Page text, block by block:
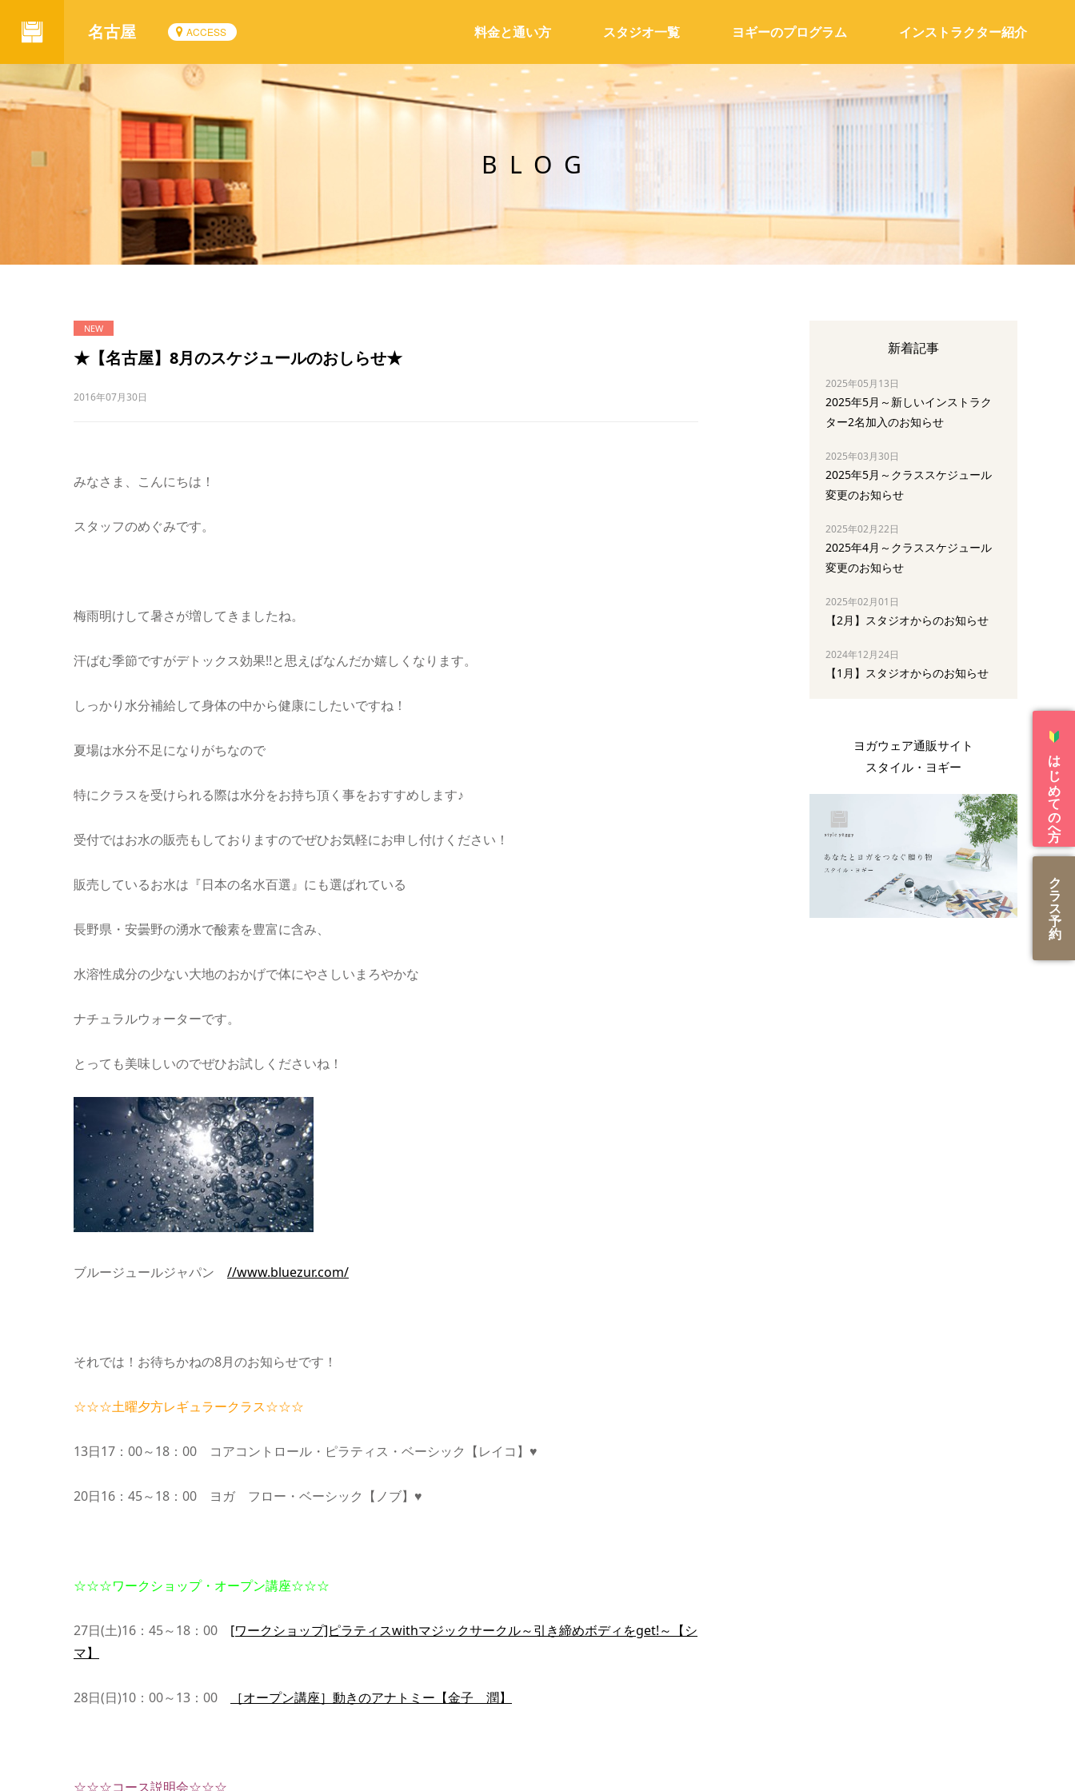
名古屋 ACCESS 料金と通い方 スタジオ一覧 ヨギーのプログラム インストラクター紹介
BLOG
★【名古屋】8月のスケジュールのおしらせ★
2016年07月30日
みなさま、こんにちは！
スタッフのめぐみです。
梅雨明けして暑さが増してきましたね。
汗ばむ季節ですがデトックス効果!!と思えばなんだか嬉しくなります。
しっかり水分補給して身体の中から健康にしたいですね！
夏場は水分不足になりがちなので
特にクラスを受けられる際は水分をお持ち頂く事をおすすめします♪
受付ではお水の販売もしておりますのでぜひお気軽にお申し付けください！
販売しているお水は『日本の名水百選』にも選ばれている
長野県・安曇野の湧水で酸素を豊富に含み、
水溶性成分の少ない大地のおかげで体にやさしいまろやかな
ナチュラルウォーターです。
とっても美味しいのでぜひお試しくださいね！
ブルージュールジャパン //www.bluezur.com/
それでは！お待ちかねの8月のお知らせです！
☆☆☆土曜夕方レギュラークラス☆☆☆
13日17：00～18：00 コアコントロール・ピラティス・ベーシック【レイコ】♥
20日16：45～18：00 ヨガ フロー・ベーシック【ノブ】♥
☆☆☆ワークショップ・オープン講座☆☆☆
27日(土)16：45～18：00 [ワークショップ]ピラティスwithマジックサークル～引き締めボディをget!～【シ
マ】
28日(日)10：00～13：00 ［オープン講座］動きのアナトミー【金子 潤】
☆☆☆コース説明会☆☆☆
新着記事
2025年05月13日
2025年5月～新しいインストラク
ター2名加入のお知らせ
2025年03月30日
2025年5月～クラススケジュール
変更のお知らせ
2025年02月22日
2025年4月～クラススケジュール
変更のお知らせ
2025年02月01日
【2月】スタジオからのお知らせ
2024年12月24日
【1月】スタジオからのお知らせ
ヨガウェア通販サイト
スタイル・ヨギー
はじめての方へ
ク
ラ
ス
予
約